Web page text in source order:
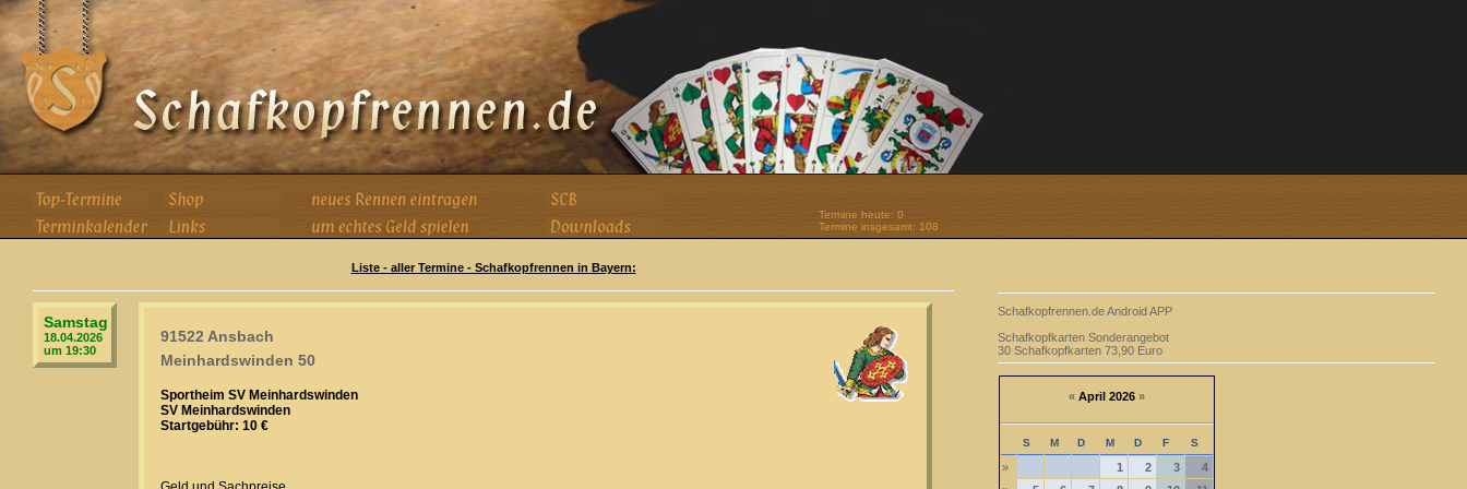
Termine heute: 0
Termine insgesamt: 108
Liste - aller Termine - Schafkopfrennen in Bayern:
Samstag
18.04.2026
um 19:30
91522 Ansbach
Meinhardswinden 50
Sportheim SV Meinhardswinden
SV Meinhardswinden
Startgebühr: 10 €
Schafkopfrennen.de Android APP
Schafkopfkarten Sonderangebot
30 Schafkopfkarten 73,90 Euro
« April 2026 »
S M D M D F S
» 1 2 3
4